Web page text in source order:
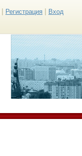
Регистрация Вход